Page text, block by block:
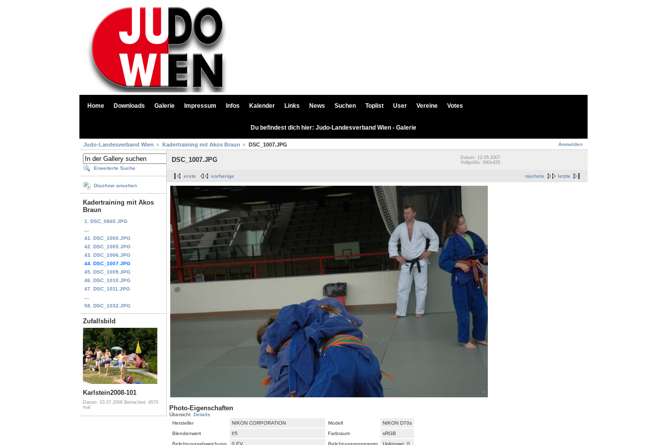
Home Downloads Galerie Impressum Infos Kalender Links News Suchen Toplist User Vereine Votes
Du befindest dich hier: Judo-Landesverband Wien - Galerie
Anmelden
Judo-Landesverband Wien Kadertraining mit Akos Braun DSC_1007.JPG
Erweiterte Suche
Diashow ansehen
Kadertraining mit Akos
Braun
1. DSC_0860.JPG
41. DSC_1000.JPG
42. DSC_1005.JPG
43. DSC_1006.JPG
44. DSC_1007.JPG
45. DSC_1009.JPG
46. DSC_1010.JPG
47. DSC_1011.JPG
58. DSC_1032.JPG
Zufallsbild
Karlstein2008-101
Datum: 03.07.2008 Betrachtet: 4570
mal
DSC_1007.JPG
Datum: 12.05.2007
Vollgröße: 640x426
nächste letzte
erste vorherige
Photo-Eigenschaften
Übersicht Details
Hersteller
NIKON CORPORATION Modell
NIKON D70s
Blendenwert
f/5 Farbraum
sRGB
Belichtungsabweichung
0 EV Belichtungsprogramm Unknown: 0